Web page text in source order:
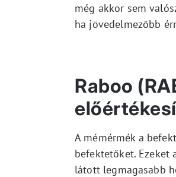
még akkor sem
ha jövedelmezőbb
Raboo
A mémérmék a
befektetőket. Ezeket
látott legmagasabb